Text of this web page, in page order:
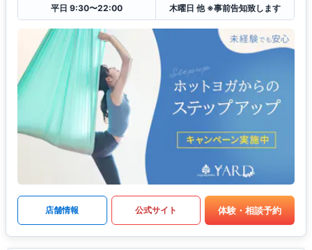
平日 9:30〜22:00
木曜日 他 ※事前告知致します
店舗情報 公式サイト 体験・相談予約